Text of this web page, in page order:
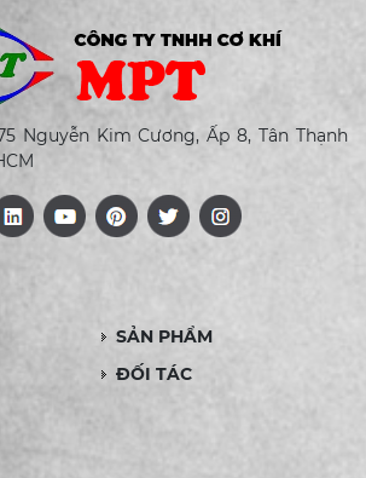
Nguyễn Kim Cương, Ấp 8, Tân Thạnh
SẢN PHẨM
ĐỐI TÁC